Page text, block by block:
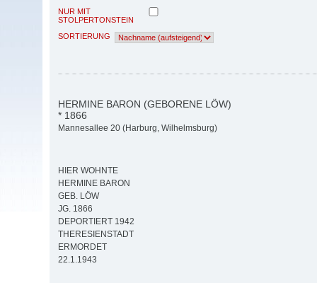
NUR MIT
STOLPERTONSTEIN
SORTIERUNG
HERMINE BARON (GEBORENE LÖW)
* 1866
Mannesallee 20 (Harburg, Wilhelmsburg)
HIER WOHNTE
HERMINE BARON
GEB. LÖW
JG. 1866
DEPORTIERT 1942
THERESIENSTADT
ERMORDET
22.1.1943